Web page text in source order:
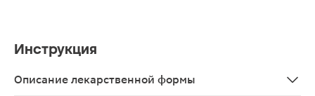
Инструкция
Описание лекарственной формы